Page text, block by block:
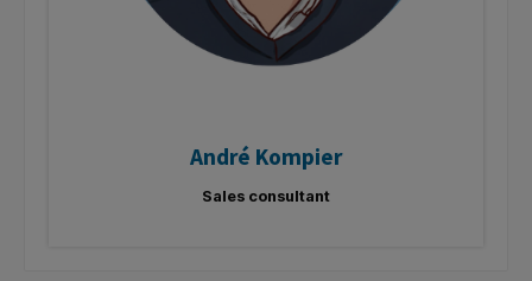
André Kompier
Sales consultant